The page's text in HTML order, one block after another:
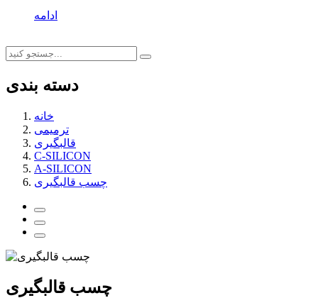
ادامه
دسته بندی
خانه
ترمیمی
قالبگیری
C-SILICON
A-SILICON
چسب قالبگیری
چسب قالبگیری